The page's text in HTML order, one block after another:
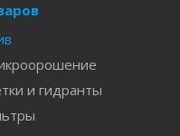
и гидранты